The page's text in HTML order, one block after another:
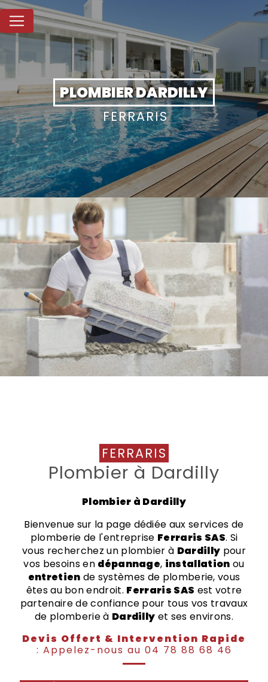
PLOMBIER DARDILLY
FERRARIS
FERRARIS
Plombier à Dardilly
Plombier à Dardilly
Bienvenue sur la page dédiée aux services de
plomberie de l'entreprise Ferraris SAS. Si
vous recherchez un plombier à Dardilly pour
vos besoins en dépannage, installation ou
entretien de systèmes de plomberie, vous
êtes au bon endroit. Ferraris SAS est votre
partenaire de confiance pour tous vos travaux
de plomberie à Dardilly et ses environs.
Devis Offert & Intervention Rapide
: Appelez-nous au 04 78 88 68 46
Panneau de gestion des cookies